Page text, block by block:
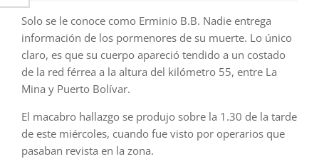
Solo se le conoce como Erminio B.B. Nadie entrega
información de los pormenores de su muerte. Lo único
claro, es que su cuerpo apareció tendido a un costado
de la red férrea a la altura del kilómetro 55, entre La
Mina y Puerto Bolívar.
El macabro hallazgo se produjo sobre la 1.30 de la tarde
de este miércoles, cuando fue visto por operarios que
pasaban revista en la zona.